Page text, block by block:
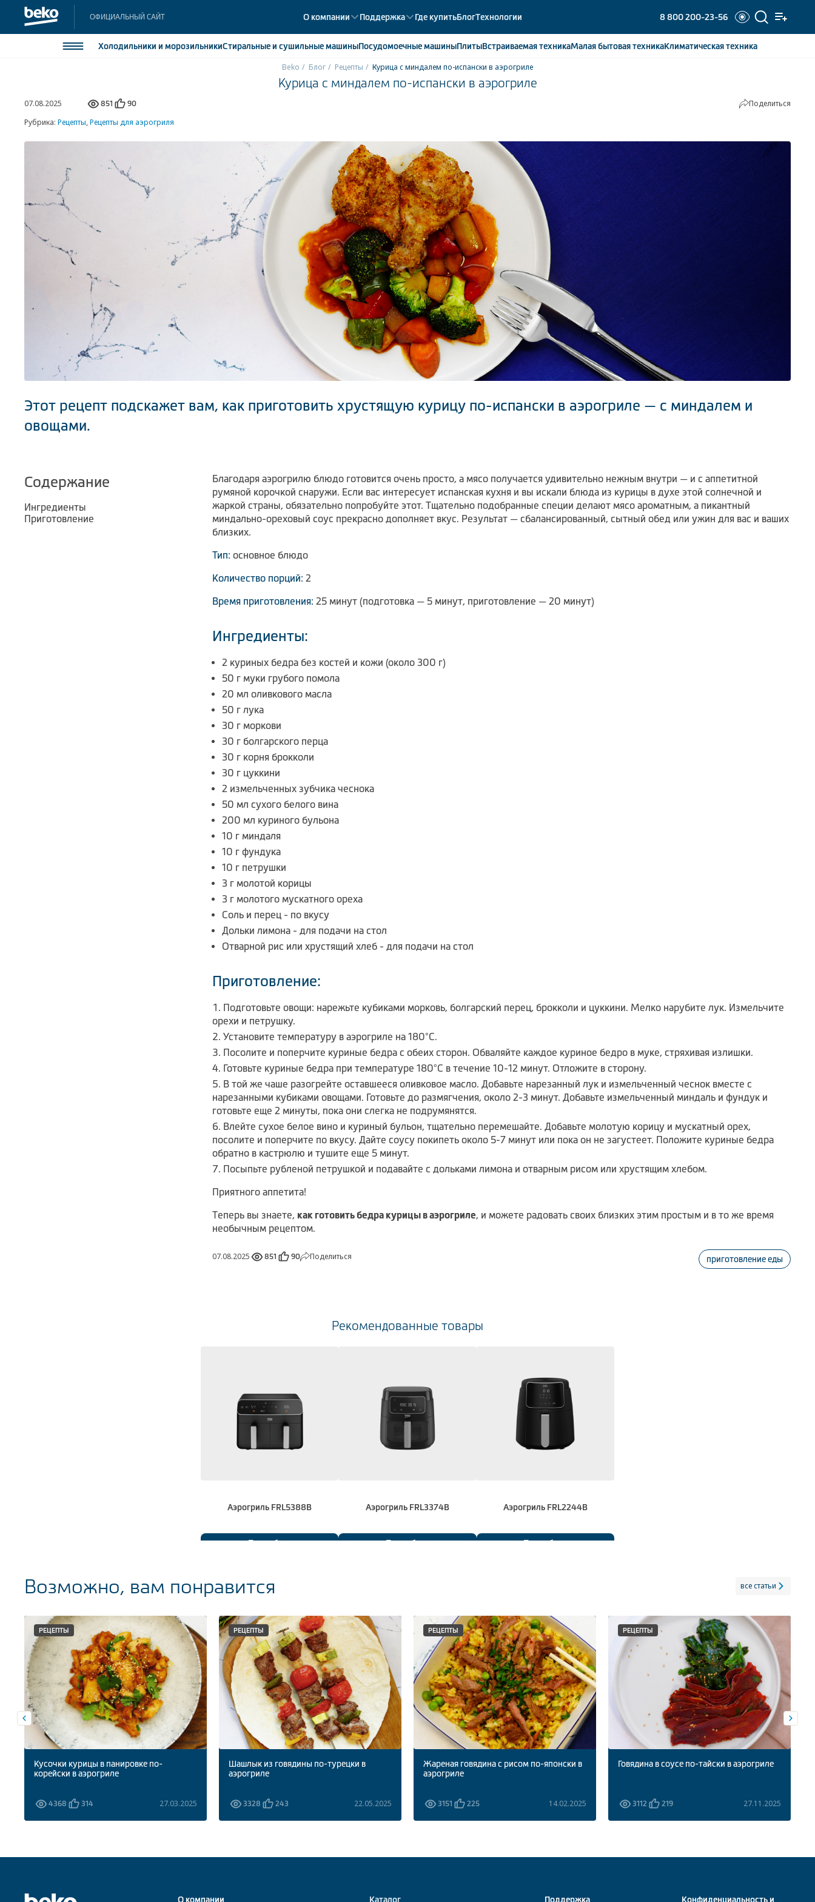
ОФИЦИАЛЬНЫЙ САЙТ О компании Поддержка Где купитьБлогТехнологии 8 800 200-23-56
Холодильники и морозильникиСтиральные и сушильные машиныПосудомоечныемашиныПлитыВстраиваемаятехникаМалая бытоваятехникаКлиматическаятехника
Стиральные и сушильные машины
Встраиваемая техника
Малая бытовая техника
Климатическая техника
Холодильники 358
Встраиваемые морозильные камеры1
Beko Блог Рецепты Курица с миндалем по-испански в аэрогриле
Курица с миндалем по-испански в аэрогриле
07.08.2025 851 90
Поделиться
Рубрика: Рецепты,Рецепты для аэрогриля
Этот рецепт подскажет вам, как приготовить хрустящую курицу по-испански в аэрогриле — с миндалем и
овощами.
Содержание
Ингредиенты
Приготовление
Благодаря аэрогрилю блюдо готовится очень просто, а мясо получается удивительно нежным внутри — и с аппетитной
румяной корочкой снаружи. Если вас интересует испанская кухня и вы искали блюда из курицы в духе этой солнечной и
жаркой страны, обязательно попробуйте этот. Тщательно подобранные специи делают мясо ароматным, а пикантный
миндально-ореховый соус прекрасно дополняет вкус. Результат — сбалансированный, сытный обед или ужин для вас и ваших
близких.
Тип: основное блюдо
Количество порций: 2
Время приготовления: 25 минут (подготовка — 5 минут, приготовление — 20 минут)
Ингредиенты:
2 куриных бедра без костей и кожи (около 300 г)
50 г муки грубого помола
20 мл оливкового масла
50 г лука
30 г моркови
30 г болгарского перца
30 г корня брокколи
30 г цуккини
2 измельченных зубчика чеснока
50 мл сухого белого вина
200 мл куриного бульона
10 г миндаля
10 г фундука
10 г петрушки
3 г молотой корицы
3 г молотого мускатного ореха
Соль и перец - по вкусу
Дольки лимона - для подачи на стол
Отварной рис или хрустящий хлеб - для подачи на стол
Приготовление:
Подготовьте овощи: нарежьте кубиками морковь, болгарский перец, брокколи и цуккини. Мелко нарубите лук. Измельчите
орехи и петрушку.
Установите температуру в аэрогриле на 180°C.
Посолите и поперчите куриные бедра с обеих сторон. Обваляйте каждое куриное бедро в муке, стряхивая излишки.
Готовьте куриные бедра при температуре 180°C в течение 10-12 минут. Отложите в сторону.
В той же чаше разогрейте оставшееся оливковое масло. Добавьте нарезанный лук и измельченный чеснок вместе с
нарезанными кубиками овощами. Готовьте до размягчения, около 2-3 минут. Добавьте измельченный миндаль и фундук и
готовьте еще 2 минуты, пока они слегка не подрумянятся.
Влейте сухое белое вино и куриный бульон, тщательно перемешайте. Добавьте молотую корицу и мускатный орех,
посолите и поперчите по вкусу. Дайте соусу покипеть около 5-7 минут или пока он не загустеет. Положите куриные бедра
обратно в кастрюлю и тушите еще 5 минут.
Посыпьте рубленой петрушкой и подавайте с дольками лимона и отварным рисом или хрустящим хлебом.
Приятного аппетита!
Теперь вы знаете, как готовить бедра курицы в аэрогриле, и можете радовать своих близких этим простым и в то же время
необычным рецептом.
07.08.2025 851 90 Поделиться приготовление еды
Рекомендованные товары
Аэрогриль FRL5388B
Подробнее
Аэрогриль FRL3374B
Подробнее
Аэрогриль FRL2244B
Подробнее
Возможно, вам понравится все статьи
РЕЦЕПТЫ
Кусочки курицы в панировке по-
корейски в аэрогриле
4368 314 27.03.2025
РЕЦЕПТЫ
Шашлык из говядины по-турецки в
аэрогриле
3328 243 22.05.2025
РЕЦЕПТЫ
Жареная говядина с рисом по-японски в
аэрогриле
3151 225 14.02.2025
РЕЦЕПТЫ
Говядина в соусе по-тайски в аэрогриле
3112 219 27.11.2025
О компании Каталог Поддержка Конфиденциальность и